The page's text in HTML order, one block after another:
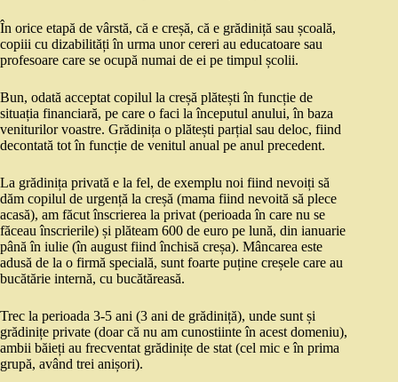
În orice etapă de vârstă, că e creșă, că e grădiniță sau școală,
copiii cu dizabilități în urma unor cereri au educatoare sau
profesoare care se ocupă numai de ei pe timpul școlii.
Bun, odată acceptat copilul la creșă plătești în funcție de
situația financiară, pe care o faci la începutul anului, în baza
veniturilor voastre. Grădinița o plătești parțial sau deloc, fiind
decontată tot în funcție de venitul anual pe anul precedent.
La grădinița privată e la fel, de exemplu noi fiind nevoiți să
dăm copilul de urgență la creșă (mama fiind nevoită să plece
acasă), am făcut înscrierea la privat (perioada în care nu se
făceau înscrierile) și plăteam 600 de euro pe lună, din ianuarie
până în iulie (în august fiind închisă creșa). Mâncarea este
adusă de la o firmă specială, sunt foarte puține creșele care au
bucătărie internă, cu bucătăreasă.
Trec la perioada 3-5 ani (3 ani de grădiniță), unde sunt și
grădinițe private (doar că nu am cunostiinte în acest domeniu),
ambii băieți au frecventat grădinițe de stat (cel mic e în prima
grupă, având trei anișori).